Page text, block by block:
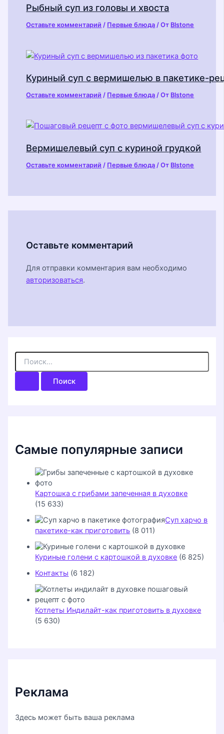
Рыбный суп из головы и хвоста
Оставьте комментарий / Первые блюда / От Blstone
Куриный суп с вермишелью в пакетике-
Оставьте комментарий / Первые блюда / От Blstone
Вермишелевый суп с куриной грудкой
Оставьте комментарий / Первые блюда / От Blstone
Оставьте комментарий
Для отправки комментария вам необходимо
авторизоваться.
П
и
Самые популярные записи
Картошка с грибами запеченная в духовке
(15 633)
Суп харчо в
пакетике-как приготовить (8 011)
Куриные голени с картошкой в духовке (6 825)
Контакты (6 182)
Котлеты Индилайт-как приготовить в духовке
(5 630)
Реклама
Здесь может быть ваша реклама